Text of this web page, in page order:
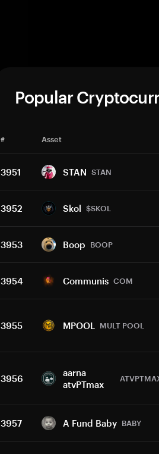
Popular
# Asset
3951 STAN STAN
3952 Skol $SKOL
3953 Boop BOOP
3954 Communis COM
3955 MPOOL MULT POOL
3956
aarna
atvPTmax
3957 A Fund Baby BABY